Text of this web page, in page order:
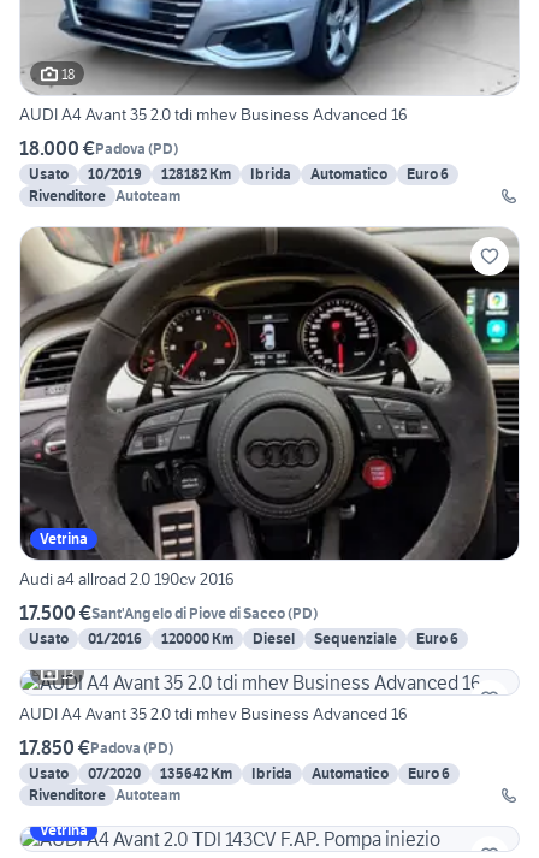
18
AUDI A4 Avant 35 2.0 tdi mhev Business Advanced 16
18.000 €Padova (PD)
Usato
10/2019 128182 Km Ibrida Automatico
Euro 6
Rivenditore Autoteam
Vetrina
Audi a4 allroad 2.0 190cv 2016
17.500 €Sant'Angelo di Piove di Sacco(PD)
Usato
01/2016 120000 Km Diesel Sequenziale
Euro 6
13
AUDI A4 Avant 35 2.0 tdi mhev Business Advanced 16
17.850 €Padova (PD)
Usato
07/2020 135642 Km Ibrida Automatico
Euro 6
Rivenditore Autoteam
Vetrina